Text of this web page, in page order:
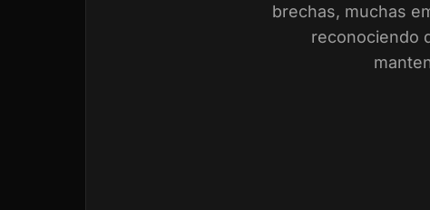
brechas, muchas
reconociendo